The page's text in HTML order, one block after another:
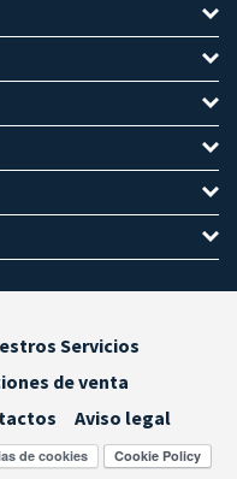
Servicios
de venta
Aviso legal
de cookies